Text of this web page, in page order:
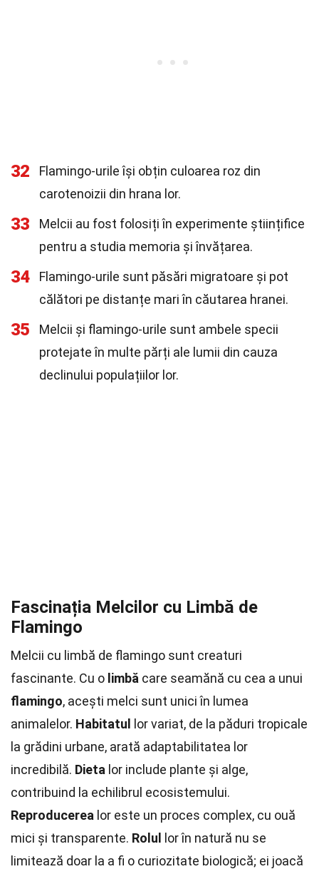
32
Flamingo-urile își obțin culoarea roz din
carotenoizii din hrana lor.
33
Melcii au fost folosiți în experimente științifice
pentru a studia memoria și învățarea.
34
Flamingo-urile sunt păsări migratoare și pot
călători pe distanțe mari în căutarea hranei.
35
Melcii și flamingo-urile sunt ambele specii
protejate în multe părți ale lumii din cauza
declinului populațiilor lor.
Fascinația Melcilor cu Limbă de
Flamingo
Melcii cu limbă de flamingo sunt creaturi
fascinante. Cu o limbă care seamănă cu cea a unui
flamingo, acești melci sunt unici în lumea
animalelor. Habitatul
lor variat, de la păduri tropicale
la grădini urbane, arată adaptabilitatea lor
incredibilă. Dieta lor include plante și alge,
contribuind la echilibrul ecosistemului.
Reproducerea lor este un proces complex, cu ouă
mici și transparente. Rolul
lor în natură nu se
limitează doar la a fi o curiozitate biologică; ei joacă